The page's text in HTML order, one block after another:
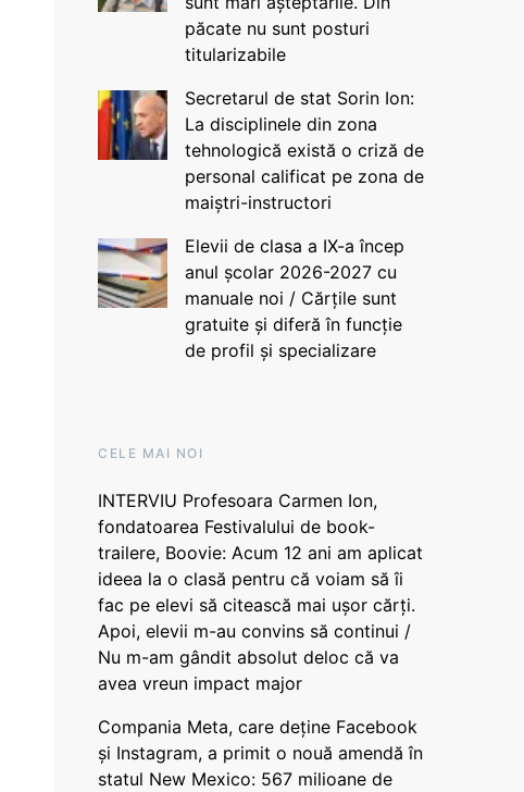
păcate nu sunt posturi
titularizabile
Secretarul de stat Sorin Ion:
La disciplinele din zona
tehnologică există o criză de
personal calificat pe zona de
maiștri-instructori
Elevii de clasa a IX-a încep
anul școlar 2026-2027 cu
manuale noi / Cărțile sunt
gratuite și diferă în funcție
de profil și specializare
CELE MAI NOI
INTERVIU Profesoara Carmen Ion,
fondatoarea Festivalului de book-
trailere, Boovie: Acum 12 ani am aplicat
ideea la o clasă pentru că voiam să îi
fac pe elevi să citească mai ușor cărți.
Apoi, elevii m-au convins să continui /
Nu m-am gândit absolut deloc că va
avea vreun impact major
Compania Meta, care deține Facebook
și Instagram, a primit o nouă amendă în
statul New Mexico: 567 milioane de